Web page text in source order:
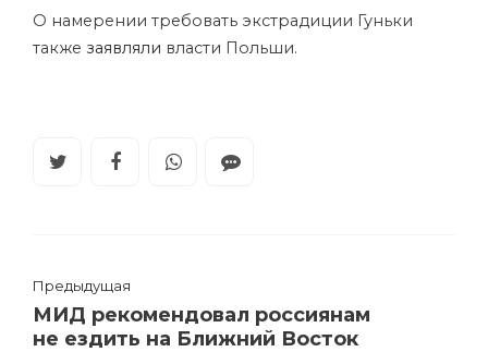
О намерении требовать экстрадиции Гуньки
также заявляли власти Польши.
Предыдущая
МИД рекомендовал россиянам
не ездить на Ближний Восток